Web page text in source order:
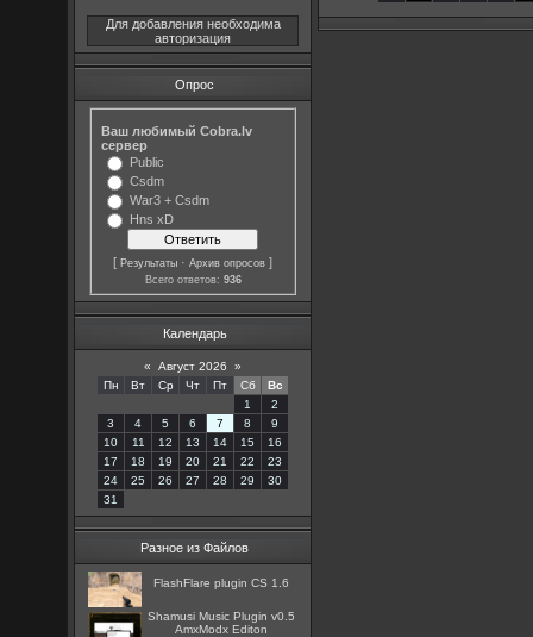
Для добавления необходима
авторизация
Опрос
Ваш любимый Cobra.lv
сервер
Public
Csdm
War3 + Csdm
Hns xD
[Результаты ·Архив опросов ]
Всего ответов: 936
Календарь
« Август 2026
»
Пн
Вт Ср Чт Пт Сб
Вс
1
2
3
4 5 6 7 8
9
10
11 12 13 14 15
16
17
18 19 20 21 22
23
24
25 26 27 28 29
30
31
Разное из Файлов
FlashFlare plugin CS 1.6
Shamusi Music Plugin v0.5
AmxModx Editon